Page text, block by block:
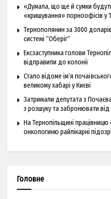
«Думала, що ще й сумки
«кришування» порноофісів у
Тернополянин за 3000
системі “Оберіг”
Ексзаступника голови
відправили до колонії
Стало відоме ім’я
великому хабарі у Києві
Затримали депутата з
з розшуку та забронювати від
На Тернопільщині
онкологиню райлікарні
Головне